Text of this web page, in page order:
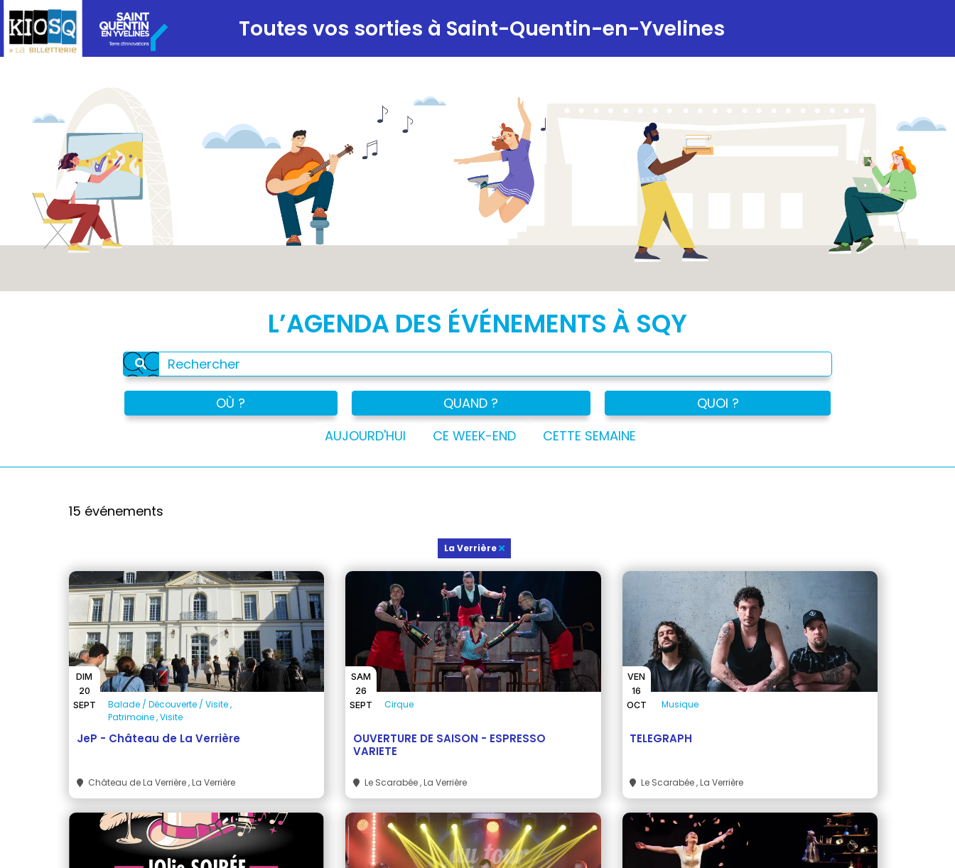
Toutes vos sorties à Saint-Quentin-en-Yvelines
L’AGENDA DES ÉVÉNEMENTS À SQY
OÙ ? QUAND ?
QUOI ?
AUJOURD'HUI
CE WEEK-END CETTE SEMAINE
15 événements
La Verrière
DIM
20
SEPT
Balade / Découverte / Visite
Patrimoine Visite
JeP - Château de La Verrière
Château de La Verrière , La Verrière
SAM
26
SEPT
Cirque
OUVERTURE DE SAISON - ESPRESSO
VARIETE
Le Scarabée, La Verrière
VEN
16
OCT
Musique
TELEGRAPH
Le Scarabée, La Verrière